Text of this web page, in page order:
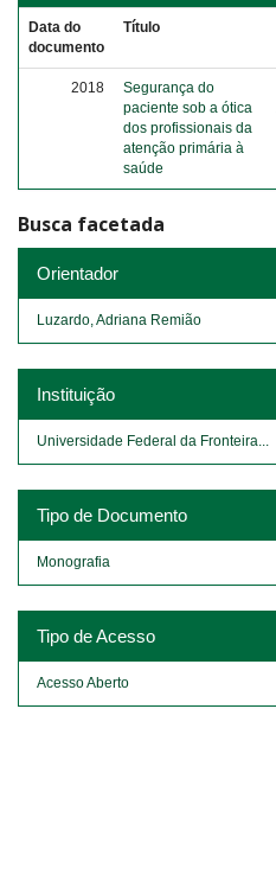
Data do
documento
Título
2018
Segurança do
paciente sob a ótica
dos profissionais da
atenção primária à
saúde
Busca facetada
Orientador
Luzardo, Adriana Remião
Instituição
Universidade Federal da Fronteira...
Tipo de Documento
Monografia
Tipo de Acesso
Acesso Aberto